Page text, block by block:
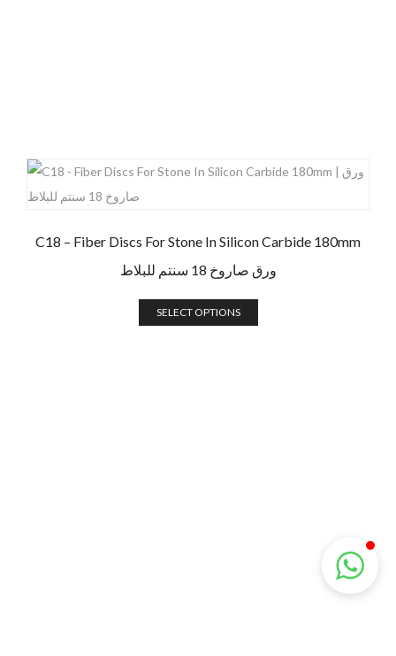
C18 – Fiber Discs For Stone In Silicon Carbide 180mm
ورق صاروخ 18 سنتم للبلاط
SELECT OPTIONS